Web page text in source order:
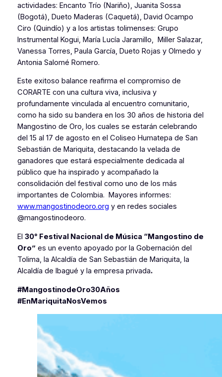
actividades: Encanto Trío (Nariño), Juanita Sossa
(Bogotá), Dueto Maderas (Caquetá), David Ocampo
Ciro (Quindío) y a los artistas tolimenses: Grupo
Instrumental Kogui, María Lucía Jaramillo, Miller Salazar,
Vanessa Torres, Paula García, Dueto Rojas y Olmedo y
Antonia Salomé Romero.
Este exitoso balance reafirma el compromiso de
CORARTE con una cultura viva, inclusiva y
profundamente vinculada al encuentro comunitario,
como ha sido su bandera en los 30 años de historia del
Mangostino de Oro, los cuales se estarán celebrando
del 15 al 17 de agosto en el Coliseo Humatepa de San
Sebastián de Mariquita, destacando la velada de
ganadores que estará especialmente dedicada al
público que ha inspirado y acompañado la
consolidación del festival como uno de los más
importantes de Colombia. Mayores informes:
www.mangostinodeoro.org y en redes sociales
@mangostinodeoro.
El 30° Festival Nacional de Música “Mangostino de
Oro” es un evento apoyado por la Gobernación del
Tolima, la Alcaldía de San Sebastián de Mariquita, la
Alcaldía de Ibagué y la empresa privada.
#MangostinodeOro30Años
#EnMariquitaNosVemos